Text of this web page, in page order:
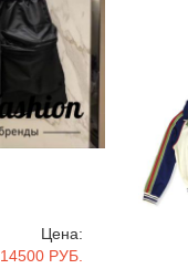
Цена:
14500 РУБ.